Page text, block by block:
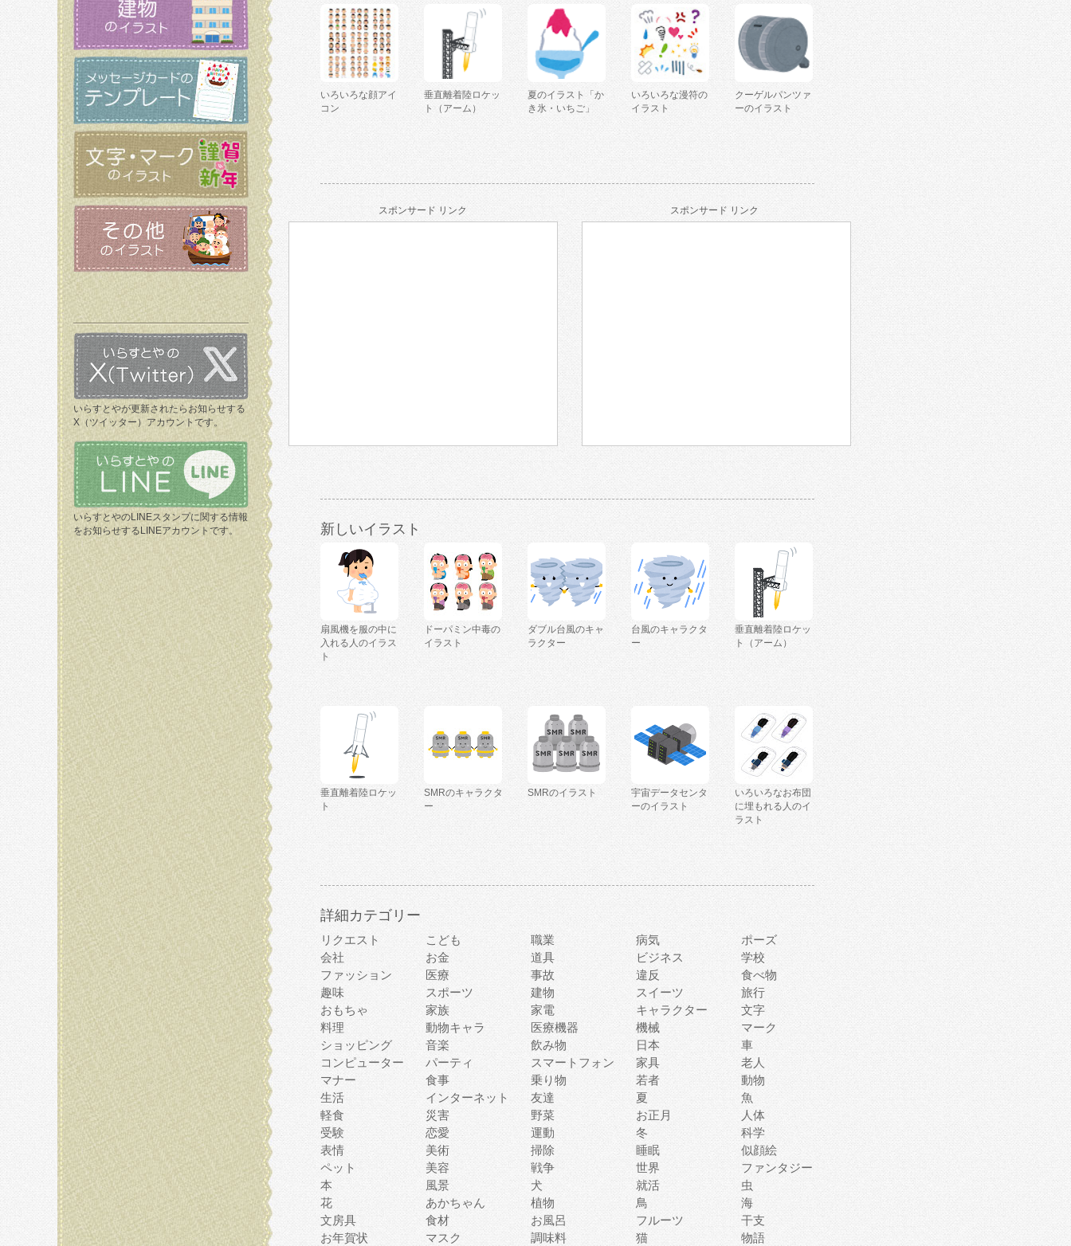
いらすとやが更新されたらお知らせする
X（ツイッター）アカウントです。
いらすとやのLINEスタンプに関する情報
をお知らせするLINEアカウントです。
いろいろな顔アイ
コン
垂直離着陸ロケッ
ト（アーム）
夏のイラスト「か
き氷・いちご」
いろいろな漫符の
イラスト
クーゲルパンツァ
ーのイラスト
スポンサード リンク スポンサード リンク
新しいイラスト
扇風機を服の中に
入れる人のイラス
ト
ドーパミン中毒の
イラスト
ダブル台風のキャ
ラクター
台風のキャラクタ
ー
垂直離着陸ロケッ
ト（アーム）
垂直離着陸ロケッ
ト
SMRのキャラクタ
ー
SMRのイラスト
宇宙データセンタ
ーのイラスト
いろいろなお布団
に埋もれる人のイ
ラスト
詳細カテゴリー
リクエスト こども 職業 病気
ポーズ
会社
お金 道具 ビジネス
学校
ファッション
医療 事故 違反
食べ物
趣味
スポーツ 建物 スイーツ
旅行
おもちゃ
家族 家電 キャラクター
文字
料理
動物キャラ 医療機器 機械
マーク
ショッピング
音楽 飲み物 日本
車
コンピューター
パーティ スマートフォン 家具
老人
マナー
食事 乗り物 若者
動物
生活
インターネット 友達 夏
魚
軽食
災害 野菜 お正月
人体
受験
恋愛 運動 冬
科学
表情
美術 掃除 睡眠
似顔絵
ペット
美容 戦争 世界
ファンタジー
本
風景 犬 就活
虫
花
あかちゃん 植物 鳥
海
文房具
食材 お風呂 フルーツ
干支
お年賀状
マスク 調味料 猫 物語